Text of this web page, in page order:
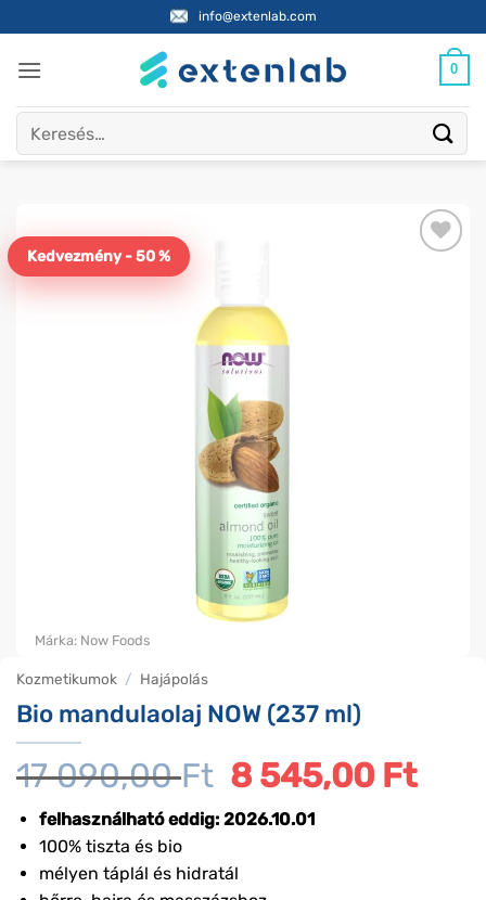
to
content
info@extenlab.com
0
a
Kedvezmény - 50 %
Kozmetikumok / Hajápolás
Bio mandulaolaj NOW (237 ml)
17 090,00Ft Original
price
was:
090,00 Ft.
8 545,00 Ft
price
felhasználható eddig: 2026.10.01
100% tiszta és bio
mélyen táplál és hidratál
Márka: Now Foods